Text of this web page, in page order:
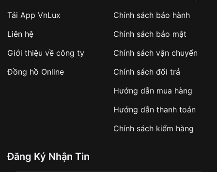
sản phẩm đặc biệt
Khách hàng cần
đặt cọc trước 10% giá trị đơn
hàng
Số tiền còn lại thanh toán khi nhận hàng hoặc
✔️ Hạn chế tình trạng hủy đơn không mong
Từ khóa SEO:
Tải App VnLux
Liên hệ
Giới thiệu về công ty
Đồng hồ Online
Chính sách bảo hành
Chính sách bảo mật
Chính sách vận chuyển
Chính sách đổi trả
Hướng dẫn mua hàng
Hướng dẫn thanh toán
Chính sách kiểm hàng
Đăng Ký Nhận Tin